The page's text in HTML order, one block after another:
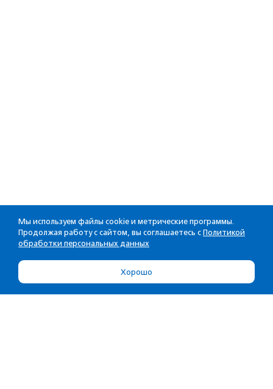
Мы используем файлы cookie и метрические программы.
Продолжая работу с сайтом, вы соглашаетесь с Политикой
обработки персональных данных
Хорошо